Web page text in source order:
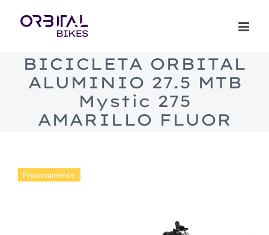
BICICLETA ORBITAL
ALUMINIO 27.5 MTB
Mystic 275
AMARILLO FLUOR
Proximamente